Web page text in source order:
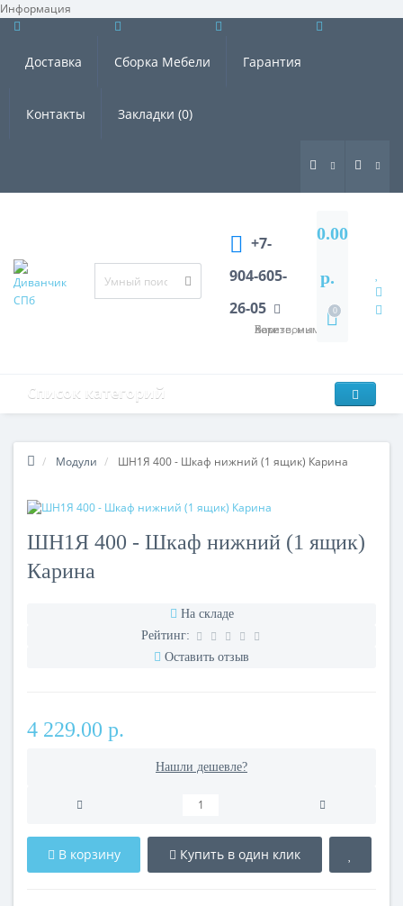
Информация ×
Доставка Сборка Мебели Гарантия
Контакты Закладки (0)
+7-
904-605-
26-05
Хотите, мы Вам перезвоним?
0.00
р.
0
Список категорий
Модули ШН1Я 400 - Шкаф нижний (1 ящик) Карина
ШН1Я 400 - Шкаф нижний (1 ящик)
Карина
На складе
Рейтинг:
Оставить отзыв
4 229.00 р.
Нашли дешевле?
В корзину Купить в один клик